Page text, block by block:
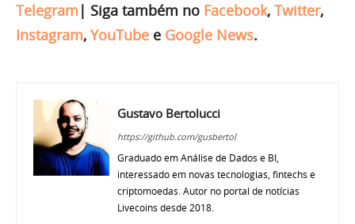
Telegram | Siga também no Facebook, Twitter,
Instagram, YouTube e Google News.
Gustavo Bertolucci
https://github.com/gusbertol
Graduado em Análise de Dados e BI,
interessado em novas tecnologias, fintechs e
criptomoedas. Autor no portal de notícias
Livecoins desde 2018.